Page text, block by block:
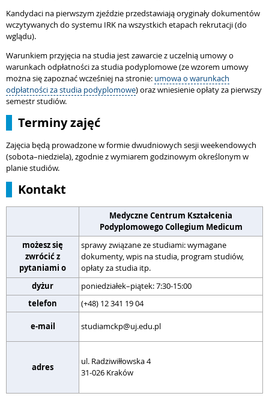
Kandydaci na pierwszym zjeździe przedstawiają oryginały dokumentów
wczytywanych do systemu IRK na wszystkich etapach rekrutacji (do
wglądu).
Warunkiem przyjęcia na studia jest zawarcie z uczelnią umowy o
warunkach odpłatności za studia podyplomowe (ze wzorem umowy
można się zapoznać wcześniej na stronie: umowa o warunkach
odpłatności za studia podyplomowe) oraz wniesienie opłaty za pierwszy
semestr studiów.
Terminy zajęć
Zajęcia będą prowadzone w formie dwudniowych sesji weekendowych
(sobota–niedziela), zgodnie z wymiarem godzinowym określonym w
planie studiów.
Kontakt
Medyczne Centrum Kształcenia
Podyplomowego Collegium Medicum
możesz się
zwrócić z
pytaniami o
sprawy związane ze studiami: wymagane
dokumenty, wpis na studia, program studiów,
opłaty za studia itp.
dyżur poniedziałek–piątek: 7:30-15:00
telefon
(+48) 12 341 19 04
e-mail studiamckp@uj.edu.pl
adres
ul. Radziwiłłowska 4
31-026 Kraków